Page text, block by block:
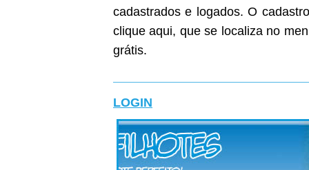
cadastrados e logados. O
clique aqui, que se localiza no
grátis.
LOGIN